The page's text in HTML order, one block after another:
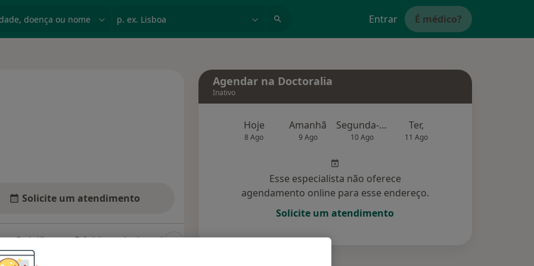
Entrar É médico?
Solicite um atendimento
Opiniões Dúvidas solucionadas (21)
Agendar na Doctoralia
Inativo
Hoje
8 Ago
Amanhã
9 Ago
Segunda-feira
10 Ago
Ter,
11 Ago
Esse especialista não oferece
agendamento online para esse endereço.
Solicite um atendimento